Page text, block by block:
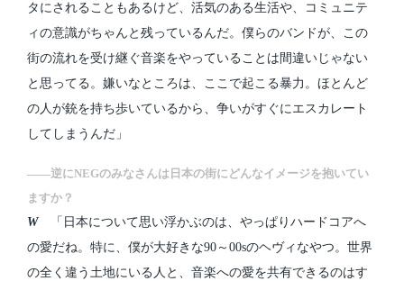
タにされることもあるけど、活気のある生活や、コミュニテ
ィの意識がちゃんと残っているんだ。僕らのバンドが、この
街の流れを受け継ぐ音楽をやっていることは間違いじゃない
と思ってる。嫌いなところは、ここで起こる暴力。ほとんど
の人が銃を持ち歩いているから、争いがすぐにエスカレート
してしまうんだ」
――逆にNEGのみなさんは日本の街にどんなイメージを抱いてい
ますか？
W「日本について思い浮かぶのは、やっぱりハードコアへ
の愛だね。特に、僕が大好きな90～00sのヘヴィなやつ。世界
の全く違う土地にいる人と、音楽への愛を共有できるのはす